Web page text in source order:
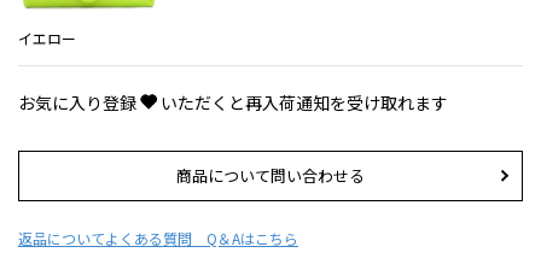
イエロー
お気に入り登録 いただくと再入荷通知を受け取れます
商品について問い合わせる
返品についてよくある質問 Q＆Aはこちら